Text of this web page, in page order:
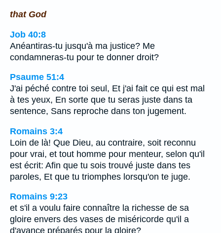
that God
Job 40:8
Anéantiras-tu jusqu'à ma justice? Me
condamneras-tu pour te donner droit?
Psaume 51:4
J'ai péché contre toi seul, Et j'ai fait ce qui est mal
à tes yeux, En sorte que tu seras juste dans ta
sentence, Sans reproche dans ton jugement.
Romains 3:4
Loin de là! Que Dieu, au contraire, soit reconnu
pour vrai, et tout homme pour menteur, selon qu'il
est écrit: Afin que tu sois trouvé juste dans tes
paroles, Et que tu triomphes lorsqu'on te juge.
Romains 9:23
et s'il a voulu faire connaître la richesse de sa
gloire envers des vases de miséricorde qu'il a
d'avance préparés pour la gloire?